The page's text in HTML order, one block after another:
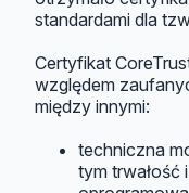
standardami dla
Certyfikat
względem
między innymi:
techniczna
tym trwałość